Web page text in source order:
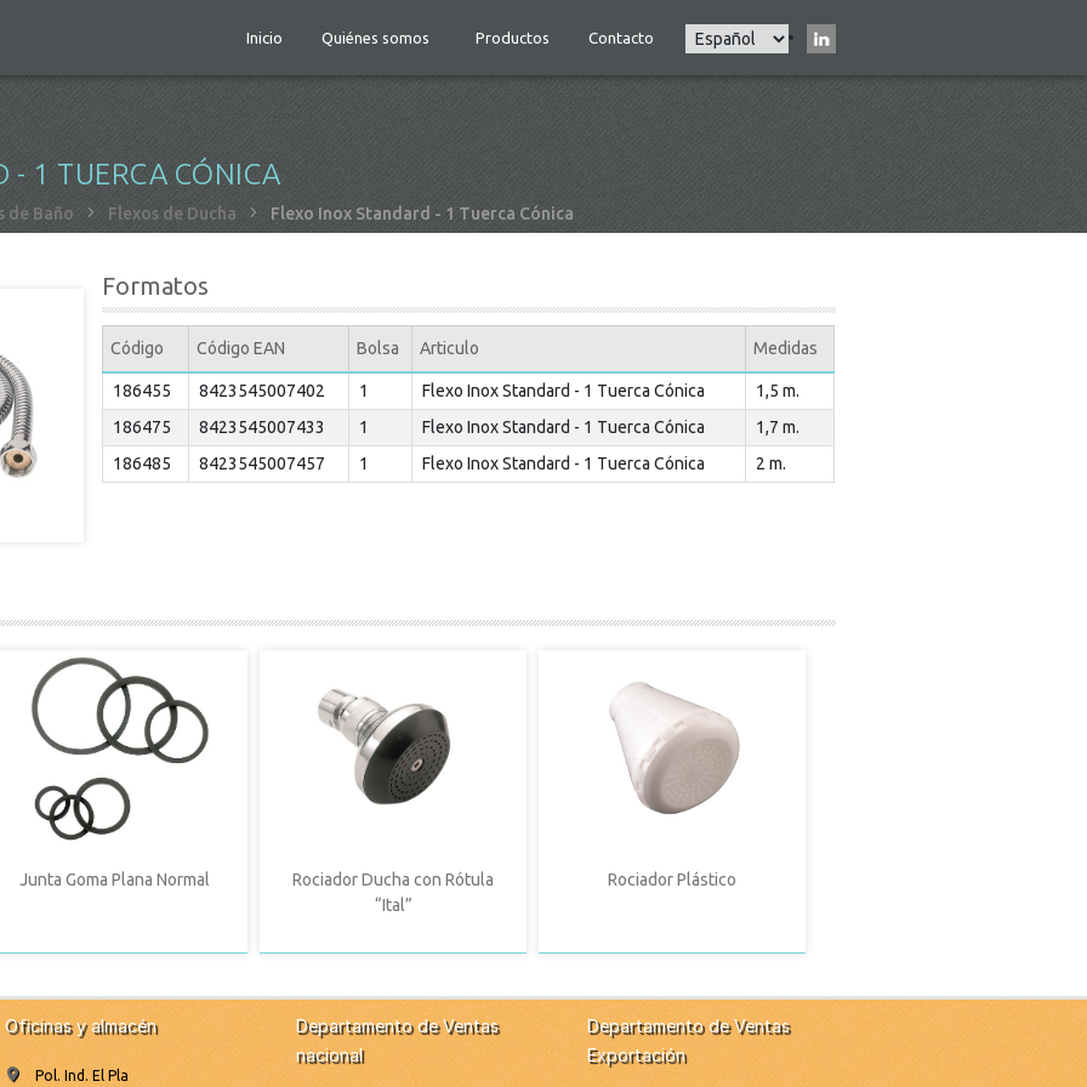
Main
navigation
Inicio Quiénes somos Productos Contacto
Select
your
language
- 1 TUERCA CÓNICA
de Baño Flexos de Ducha Flexo Inox Standard - 1 Tuerca Cónica
Formatos
Código Código EAN Bolsa Articulo Medidas
186455 8423545007402 1 Flexo Inox Standard - 1 Tuerca Cónica
1,5 m.
186475
8423545007433 1 Flexo Inox Standard - 1 Tuerca Cónica
1,7 m.
186485
8423545007457 1 Flexo Inox Standard - 1 Tuerca Cónica 2 m.
Junta Goma Plana Normal
Rociador Ducha con Rótula
“Ital”
Rociador Plástico
Oficinas y almacén
Pol. Ind. El Pla
Departamento de Ventas
nacional
Departamento de Ventas
Exportación